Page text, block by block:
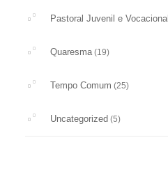
Pastoral Juvenil e Vocacional
Quaresma(19)
Tempo Comum (25)
Uncategorized (5)